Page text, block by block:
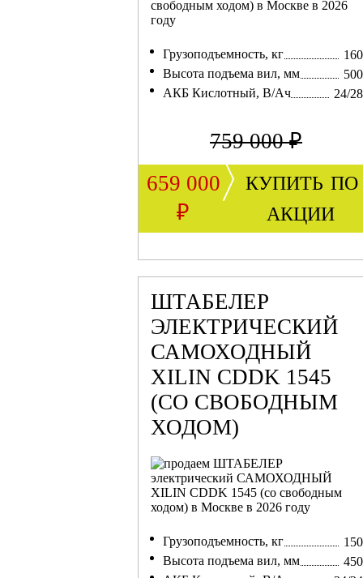
Грузоподъемность, кг
Высота подъема вил, мм
АКБ Кислотный, В/Ач
24/
759 000 ₽
659 000
₽
купить по
акции
ШТАБЕЛЕР
ЭЛЕКТРИЧЕСКИЙ
САМОХОДНЫЙ
XILIN CDDK 1545
(СО СВОБОДНЫМ
ХОДОМ)
Грузоподъемность, кг
Высота подъема вил, мм